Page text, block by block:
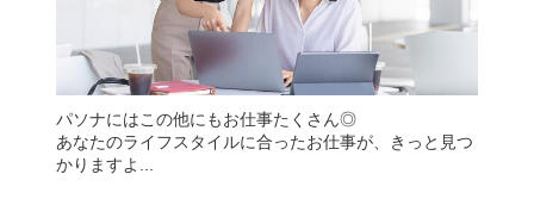
パソナにはこの他にもお仕事たくさん◎
あなたのライフスタイルに合ったお仕事が、きっと見つ
かりますよ...